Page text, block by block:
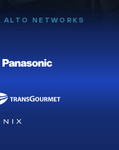
ALTO NETWORKS